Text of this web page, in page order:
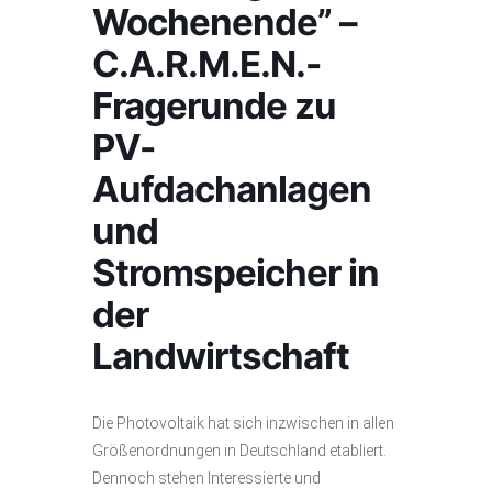
Wochenende” –
C.A.R.M.E.N.-
Fragerunde zu
PV-
Aufdachanlagen
und
Stromspeicher in
der
Landwirtschaft
Die Photovoltaik hat sich inzwischen in allen
Größenordnungen in Deutschland etabliert.
Dennoch stehen Interessierte und